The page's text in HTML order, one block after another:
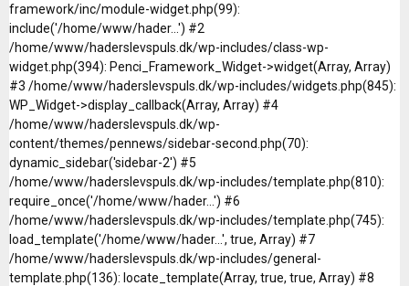
framework/inc/module-widget.php(99):
include('/home/www/hader...') #2
/home/www/haderslevspuls.dk/wp-includes/class-wp-
widget.php(394): Penci_Framework_Widget->widget(Array, Array)
#3 /home/www/haderslevspuls.dk/wp-includes/widgets.php(845):
WP_Widget->display_callback(Array, Array) #4
/home/www/haderslevspuls.dk/wp-
content/themes/pennews/sidebar-second.php(70):
dynamic_sidebar('sidebar-2') #5
/home/www/haderslevspuls.dk/wp-includes/template.php(810):
require_once('/home/www/hader...') #6
/home/www/haderslevspuls.dk/wp-includes/template.php(745):
load_template('/home/www/hader...', true, Array) #7
/home/www/haderslevspuls.dk/wp-includes/general-
template.php(136): locate_template(Array, true, true, Array) #8